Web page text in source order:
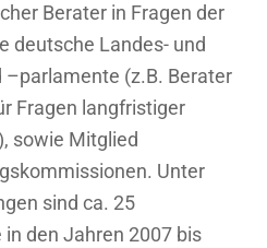
Berater in Fragen der
deutsche Landes- und
(z.B. Berater
Fragen langfristiger
sowie Mitglied
Unter
sind ca. 25
den Jahren 2007 bis